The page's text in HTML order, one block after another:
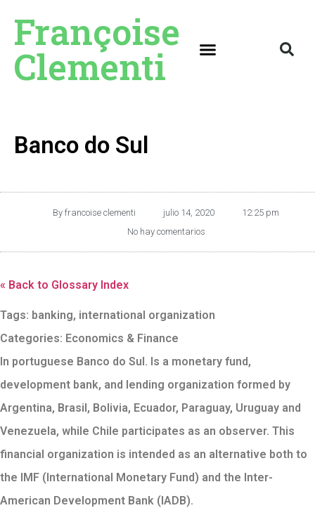
Françoise
Clementi
Banco do Sul
By francoise clementi julio 14, 2020
12:25 pm
No hay comentarios
« Back to Glossary Index
Tags: banking, international organization
Categories: Economics & Finance
In portuguese Banco do Sul. Is a monetary fund,
development bank, and lending organization formed by
Argentina, Brasil, Bolivia, Ecuador, Paraguay, Uruguay and
Venezuela, while Chile participates as an observer. This
financial organization is intended as an alternative both to
the IMF (International Monetary Fund) and the Inter-
American Development Bank (IADB).